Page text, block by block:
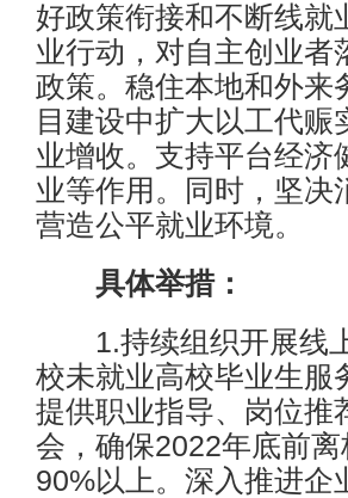
好政策衔接和不断线就
业行动，对自主创业者
政策。稳住本地和外来
目建设中扩大以工代
业增收。支持平台经济
业等作用。同时，坚决
营造公平就业环境。
具体举措：
1.持续组织开展线上
校未就业高校毕业生服
提供职业指导、岗位推
会，确保2022年底前
90%以上。深入推进企